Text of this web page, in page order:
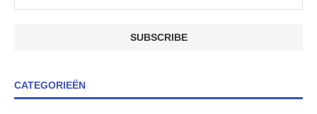
CATEGORIEËN